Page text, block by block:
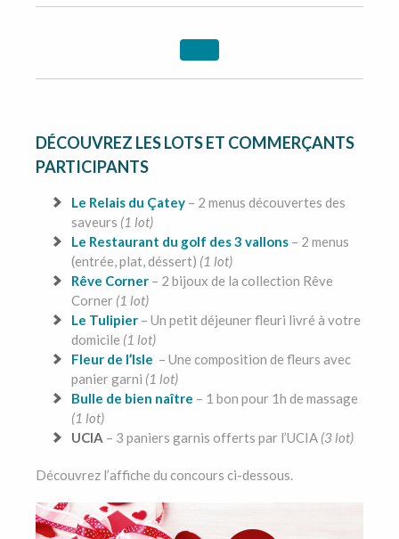
DÉCOUVREZ LES LOTS ET COMMERÇANTS
PARTICIPANTS
Le Relais du Çatey – 2 menus découvertes des
saveurs (1 lot)
Le Restaurant du golf des 3 vallons – 2 menus
(entrée, plat, déssert) (1 lot)
Rêve Corner – 2 bijoux de la collection Rêve
Corner (1 lot)
Le Tulipier – Un petit déjeuner fleuri livré à votre
domicile (1 lot)
Fleur de l’Isle – Une composition de fleurs avec
panier garni (1 lot)
Bulle de bien naître – 1 bon pour 1h de massage
(1 lot)
UCIA – 3 paniers garnis offerts par l’UCIA (3 lot)
Découvrez l’affiche du concours ci-dessous.